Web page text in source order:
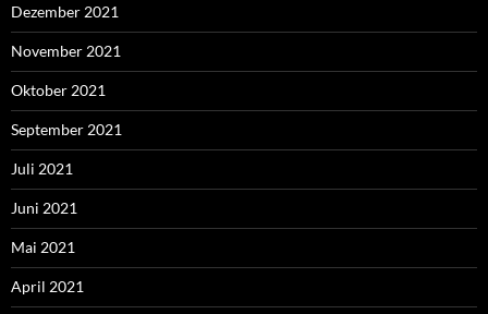
Dezember 2021
November 2021
Oktober 2021
September 2021
Juli 2021
Juni 2021
Mai 2021
April 2021